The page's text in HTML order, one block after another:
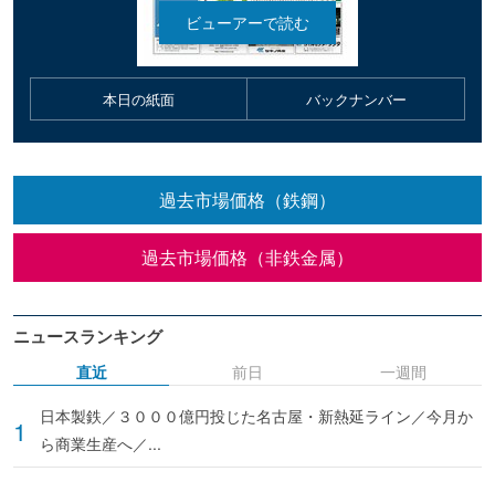
本日の紙面 バックナンバー
過去市場価格（鉄鋼）
過去市場価格（非鉄金属）
ニュースランキング
直近
日本製鉄／３０００億円投じた名古屋・新熱延ライン／今月か
ら商業生産へ／...
前日 一週間